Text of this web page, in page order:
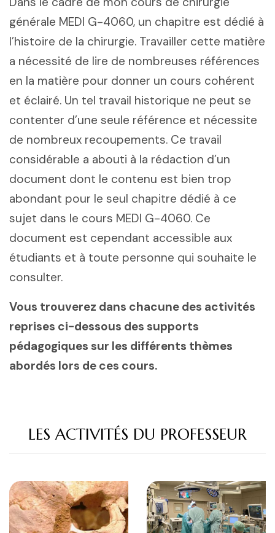
générale MEDI G-4060, un chapitre est dédié à
l’histoire de la chirurgie. Travailler cette matière
a nécessité de lire de nombreuses références
en la matière pour donner un cours cohérent
et éclairé. Un tel travail historique ne peut se
contenter d’une seule référence et nécessite
de nombreux recoupements. Ce travail
considérable a abouti à la rédaction d’un
document dont le contenu est bien trop
abondant pour le seul chapitre dédié à ce
sujet dans le cours MEDI G-4060. Ce
document est cependant accessible aux
étudiants et à toute personne qui souhaite le
consulter.
Vous trouverez dans chacune des activités
reprises ci-dessous des supports
pédagogiques sur les différents thèmes
abordés lors de ces cours.
LES ACTIVITÉS DU PROFESSEUR